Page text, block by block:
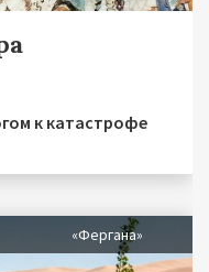
к катастрофе
«Фергана»